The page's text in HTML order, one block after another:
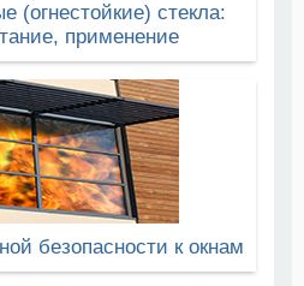
(огнестойкие) стекла:
применение
безопасности к окнам